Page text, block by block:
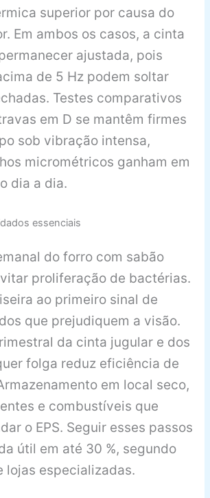
superior por causa do
Em ambos os casos, a cinta
ajustada, pois
de 5 Hz podem soltar
Testes comparativos
em D se mantêm firmes
sob vibração intensa,
micrométricos ganham em
dia a dia.
essenciais
do forro com sabão
proliferação de bactérias.
ao primeiro sinal de
que prejudiquem a visão.
da cinta jugular e dos
folga reduz eficiência de
em local seco,
e combustíveis que
o EPS. Seguir esses passos
útil em até 30 %, segundo
lojas especializadas.